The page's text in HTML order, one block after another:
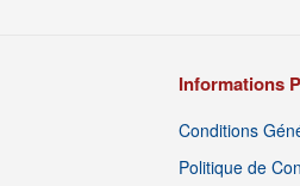
Informations
Conditions
Politique de